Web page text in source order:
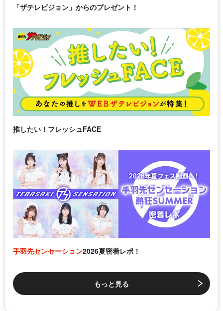
「ザテレビジョン」からのプレゼント！
推したい！フレッシュFACE
手羽先センセーション2026夏密着レポ！
もっと見る